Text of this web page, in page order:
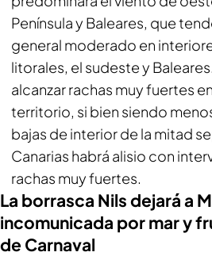
Península y Baleares, que
general moderado en
litorales, el sudeste y
alcanzar rachas muy fuertes
territorio, si bien siendo
bajas de interior de la mitad
Canarias habrá alisio con
rachas muy fuertes.
La borrasca Nils dejará a
incomunicada por mar y
de Carnaval